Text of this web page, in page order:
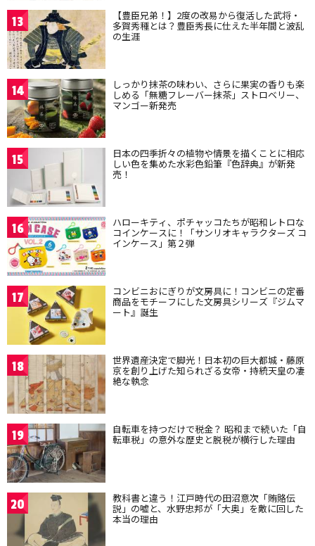
13 【豊臣兄弟！】2度の改易から復活した武将・
多賀秀種とは？豊臣秀長に仕えた半年間と波乱
の生涯
14 しっかり抹茶の味わい、さらに果実の香りも楽
しめる「無糖フレーバー抹茶」ストロベリー、
マンゴー新発売
15 日本の四季折々の植物や情景を描くことに相応
しい色を集めた水彩色鉛筆『色辞典』が新発
売！
16 ハローキティ、ポチャッコたちが昭和レトロな
コインケースに！「サンリオキャラクターズ コ
インケース」第２弾
17 コンビニおにぎりが文房具に！コンビニの定番
商品をモチーフにした文房具シリーズ『ジムマ
ート』誕生
18 世界遺産決定で脚光！日本初の巨大都城・藤原
京を創り上げた知られざる女帝・持統天皇の凄
絶な執念
19 自転車を持つだけで税金？ 昭和まで続いた「自
転車税」の意外な歴史と脱税が横行した理由
20 教科書と違う！江戸時代の田沼意次「賄賂伝
説」の嘘と、水野忠邦が「大奥」を敵に回した
本当の理由